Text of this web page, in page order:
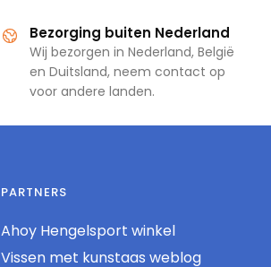
Bezorging buiten Nederland
Wij bezorgen in Nederland, België
en Duitsland, neem contact op
voor andere landen.
PARTNERS
Ahoy Hengelsport winkel
Vissen met kunstaas weblog